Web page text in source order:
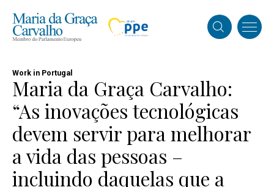
Work in Portugal
Maria da Graça Carvalho:
“As inovações tecnológicas
devem servir para melhorar
a vida das pessoas –
incluindo daquelas que a